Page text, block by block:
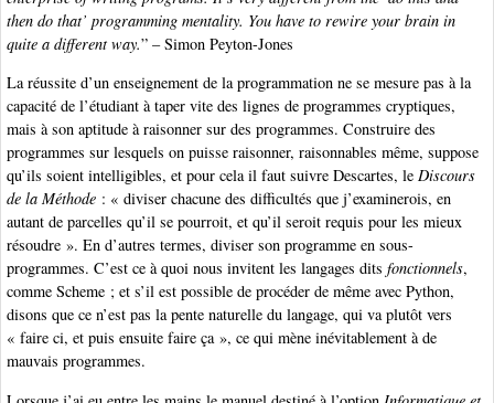
then do that’ programming mentality. You have to rewire your brain in
quite a different way.” – Simon Peyton-Jones
La réussite d’un enseignement de la programmation ne se mesure pas à la
capacité de l’étudiant à taper vite des lignes de programmes cryptiques,
mais à son aptitude à raisonner sur des programmes. Construire des
programmes sur lesquels on puisse raisonner, raisonnables même, suppose
qu’ils soient intelligibles, et pour cela il faut suivre Descartes, le Discours
de la Méthode : « diviser chacune des difficultés que j’examinerois, en
autant de parcelles qu’il se pourroit, et qu’il seroit requis pour les mieux
résoudre ». En d’autres termes, diviser son programme en sous-
programmes. C’est ce à quoi nous invitent les langages dits fonctionnels,
comme Scheme ; et s’il est possible de procéder de même avec Python,
disons que ce n’est pas la pente naturelle du langage, qui va plutôt vers
« faire ci, et puis ensuite faire ça », ce qui mène inévitablement à de
mauvais programmes.